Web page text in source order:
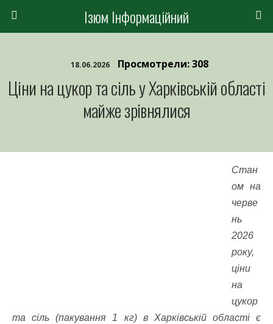
Ізюм Інформаційний
18.06.2026 Просмотрели: 308
Ціни на цукор та сіль у Харківській області
майже зрівнялися
Стан
ом на
черве
нь
2026
року,
ціни
на
цукор
та сіль (пакування 1 кг) в Харківській області є